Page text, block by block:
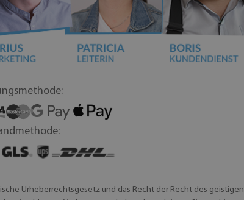
Urheberrechtsgesetz und das Recht der Recht des geistigen